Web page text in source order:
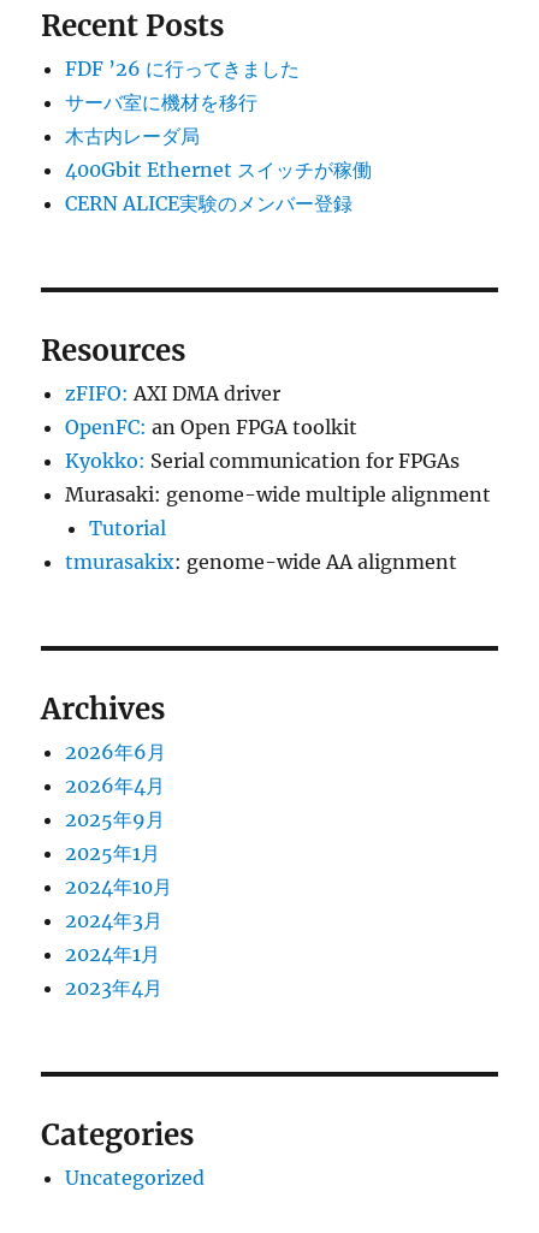
Recent Posts
FDF ’26 に行ってきました
サーバ室に機材を移行
木古内レーダ局
400Gbit Ethernet スイッチが稼働
CERN ALICE実験のメンバー登録
Resources
zFIFO: AXI DMA driver
OpenFC: an Open FPGA toolkit
Kyokko: Serial communication for FPGAs
Murasaki: genome-wide multiple alignment
Tutorial
tmurasakix: genome-wide AA alignment
Archives
2026年6月
2026年4月
2025年9月
2025年1月
2024年10月
2024年3月
2024年1月
2023年4月
Categories
Uncategorized